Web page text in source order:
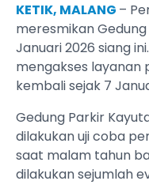
KETIK, MALANG –
meresmikan Gedung
Januari 2026 siang
mengakses
kembali sejak 7
Gedung Parkir
dilakukan uji coba
saat malam tahun
dilakukan sejumlah